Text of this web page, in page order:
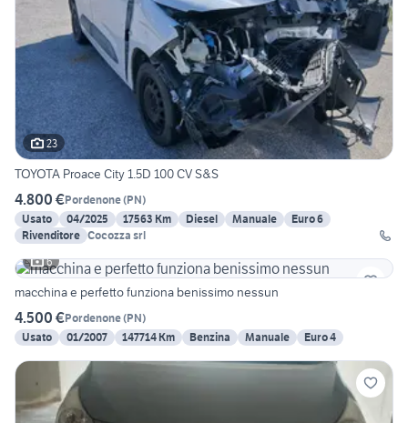
23
TOYOTA Proace City 1.5D 100 CV S&S
4.800 €Pordenone(PN)
Usato
04/2025 17563 Km Diesel Manuale
Euro 6
Rivenditore Cocozza srl
6
macchina e perfetto funziona benissimo nessun
4.500 €Pordenone(PN)
Usato
01/2007 147714 Km Benzina Manuale Euro 4